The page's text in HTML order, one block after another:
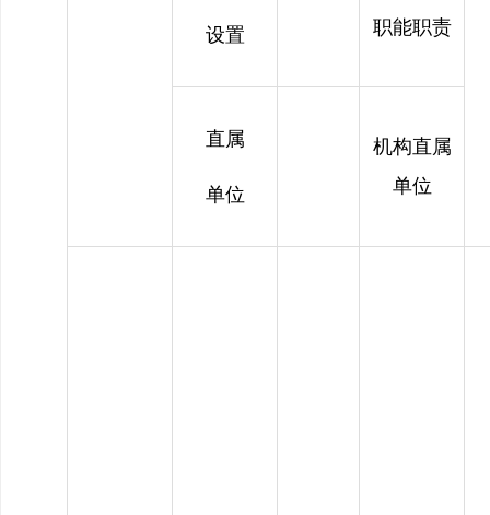
设置
职能职责
直属
单位
机构直属
单位